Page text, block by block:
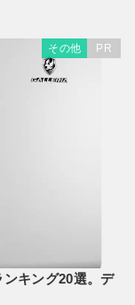
その他 PR
ンキング20選。デ